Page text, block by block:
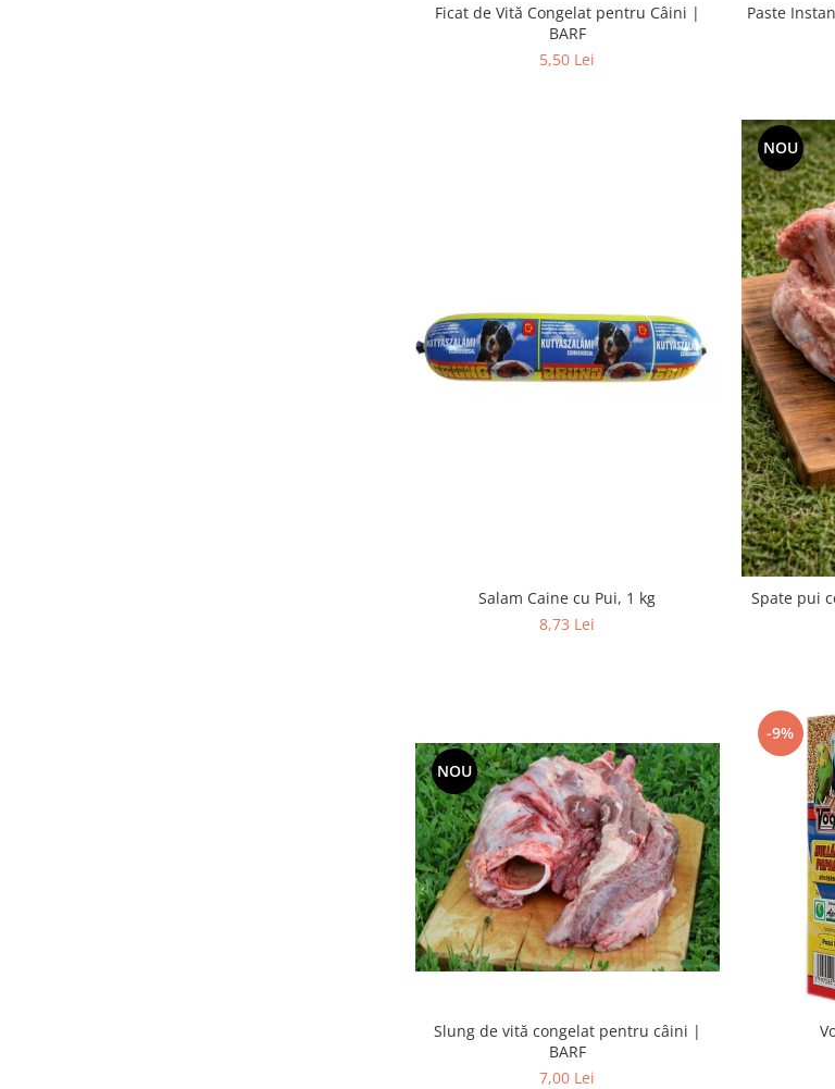
Ficat de Vită Congelat pentru Câini |
BARF
5,50 Lei
Paste
Salam Caine cu Pui, 1 kg
8,73 Lei
NOU
Spate pui
NOU
Slung de vită congelat pentru câini |
BARF
7,00 Lei
-9%